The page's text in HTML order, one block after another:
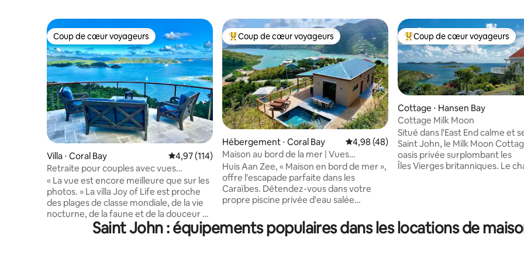
Coup de cœur voyageurs
Coup de cœur voyageurs
Villa ⋅ Coral Bay Évaluation moyenne sur la base de 114 commentaires : 4,97 sur 5
4,97 (114)
Retraite pour couples avec vues
panoramiques
« La vue est encore meilleure que sur les
photos. » La villa Joy of Life est proche
des plages de classe mondiale, de la vie
nocturne, de la faune et de la douceur de
la climatisation dans toute la villa. WiFi
Coups de cœur voyageurs les plus appréciés
Coup de cœur voyageurs
Hébergement ⋅ Coral Bay Évaluation moyenne sur la base de 48
4,98 (48)
Maison au bord de la mer | Vues
idylliques, piscine, climatisation
Huis Aan Zee, « Maison en bord de mer »,
offre l'escapade parfaite dans les
Caraïbes. Détendez-vous dans votre
propre piscine privée d'eau salée
Bay. Cette villa moderne offre une vue
imprenable sur Hurricane Hole et le canal
Coups de cœur voyageurs les
Coup de cœur voyageurs
Cottage ⋅ Hansen Bay
Cottage Milk Moon
Situé dans l'East End calme et
Saint John, le Milk Moon
oasis privée surplombant les
Îles Vierges britanniques. Le
FONCTIONNALITÉS CLÉS *** -
de deux chambres et deux
Saint John : équipements populaires dans les locations de